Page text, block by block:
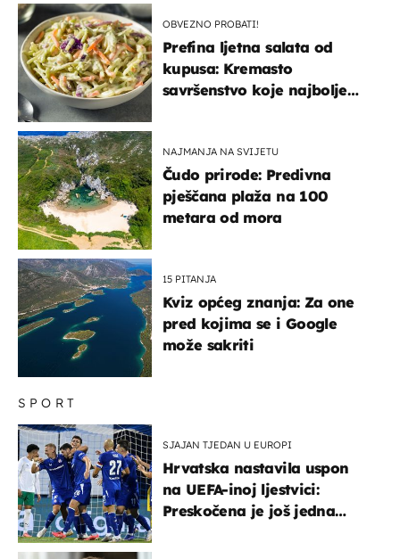
SPORT
SJAJAN TJEDAN U EUROPI
Hrvatska nastavila uspon
na UEFA-inoj ljestvici:
Preskočena je još jedna
OBVEZNO PROBATI!
Prefina ljetna salata od
kupusa: Kremasto
savršenstvo koje najbolje
NAJMANJA NA SVIJETU
Čudo prirode: Predivna
pješčana plaža na 100
metara od mora
15 PITANJA
Kviz općeg znanja: Za one
pred kojima se i Google
može sakriti